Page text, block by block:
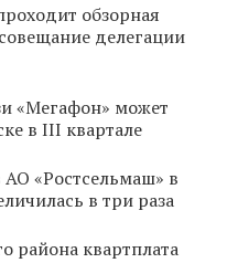
обзорная
делегации
«Мегафон» может
в III квартале
«Ростсельмаш» в
в три раза
района квартплата